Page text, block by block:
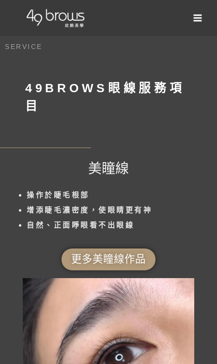
SERVICE
49BROWS眼線服務項
目
美瞳線
操作於睫毛根部
增添睫毛濃密度，使眼睛更有神
自然、正面睜眼看不出眼線
更多美瞳線作品